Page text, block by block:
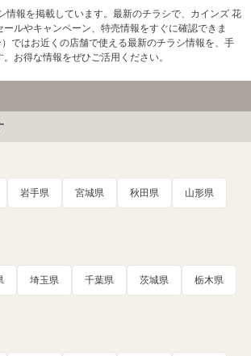
情報を掲載しています。最新のチラシで、カインズ 花
ールやキャンペーン、特売情報をすぐに確認できま
ではお近くの店舗で使える最新のチラシ情報を、手
お得な情報をぜひご活用ください。
岩手県 宮城県 秋田県 山形県
埼玉県 千葉県 茨城県 栃木県